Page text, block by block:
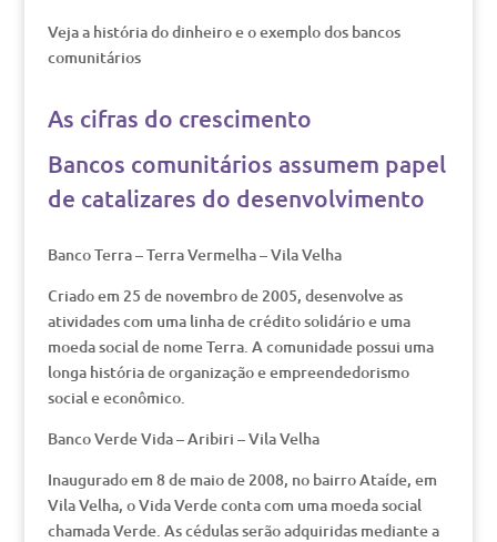
Veja a história do dinheiro e o exemplo dos bancos
comunitários
As cifras do crescimento
Bancos comunitários assumem papel
de catalizares do desenvolvimento
Banco Terra – Terra Vermelha – Vila Velha
Criado em 25 de novembro de 2005, desenvolve as
atividades com uma linha de crédito solidário e uma
moeda social de nome Terra. A comunidade possui uma
longa história de organização e empreendedorismo
social e econômico.
Banco Verde Vida – Aribiri – Vila Velha
Inaugurado em 8 de maio de 2008, no bairro Ataíde, em
Vila Velha, o Vida Verde conta com uma moeda social
chamada Verde. As cédulas serão adquiridas mediante a